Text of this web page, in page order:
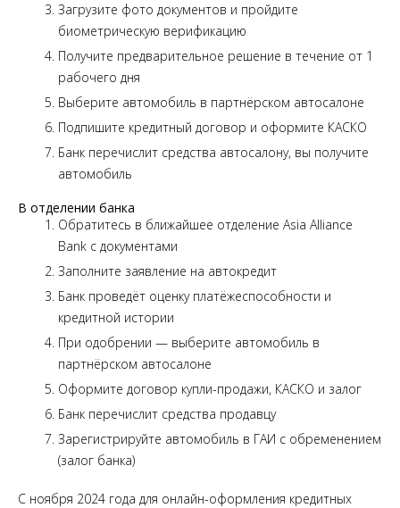
Загрузите фото документов и пройдите
биометрическую верификацию
Получите предварительное решение в течение от 1
рабочего дня
Выберите автомобиль в партнёрском автосалоне
Подпишите кредитный договор и оформите КАСКО
Банк перечислит средства автосалону, вы получите
автомобиль
В отделении банка
Обратитесь в ближайшее отделение Asia Alliance
Bank с документами
Заполните заявление на автокредит
Банк проведёт оценку платёжеспособности и
кредитной истории
При одобрении — выберите автомобиль в
партнёрском автосалоне
Оформите договор купли-продажи, КАСКО и залог
Банк перечислит средства продавцу
Зарегистрируйте автомобиль в ГАИ с обременением
(залог банка)
С ноября 2024 года для онлайн-оформления кредитных